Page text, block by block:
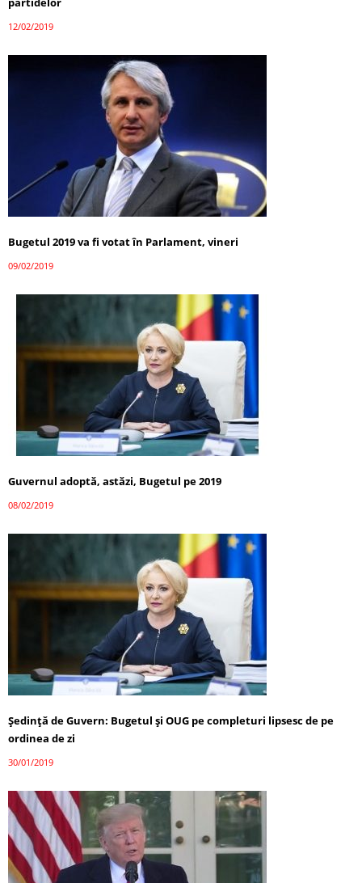
12/02/2019
Bugetul 2019 va fi votat în Parlament, vineri
09/02/2019
Guvernul adoptă, astăzi, Bugetul pe 2019
08/02/2019
Ședință de Guvern: Bugetul şi OUG pe completuri lipsesc de pe
ordinea de zi
30/01/2019